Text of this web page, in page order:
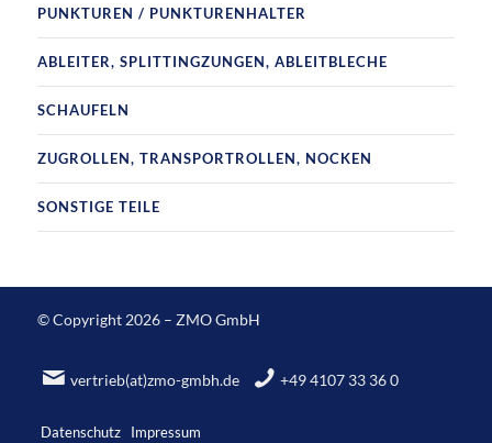
PUNKTUREN / PUNKTURENHALTER
ABLEITER, SPLITTINGZUNGEN, ABLEITBLECHE
SCHAUFELN
ZUGROLLEN, TRANSPORTROLLEN, NOCKEN
SONSTIGE TEILE
© Copyright 2026 – ZMO GmbH
vertrieb(at)zmo-gmbh.de +49 4107 33 36 0
Datenschutz Impressum